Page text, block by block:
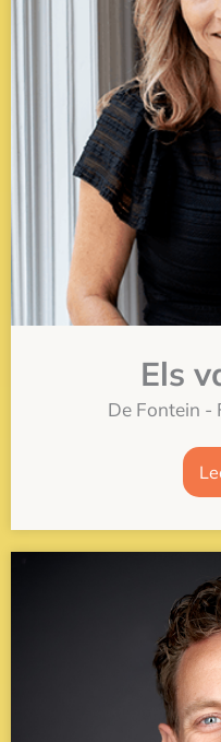
Els
De Fontein -